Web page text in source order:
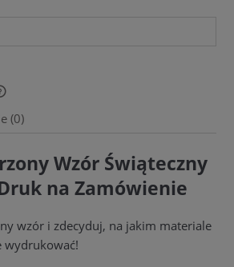
kosztów płatności
(0)
Wzór Świąteczny
na Zamówienie
wzór i zdecyduj, na jakim materiale
wydrukować!